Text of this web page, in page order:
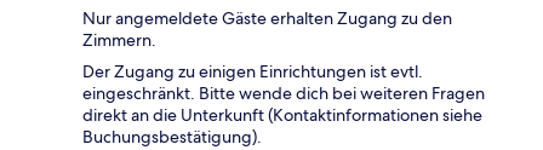
Nur angemeldete Gäste erhalten Zugang zu den
Zimmern.
Der Zugang zu einigen Einrichtungen ist evtl.
eingeschränkt. Bitte wende dich bei weiteren Fragen
direkt an die Unterkunft (Kontaktinformationen siehe
Buchungsbestätigung).